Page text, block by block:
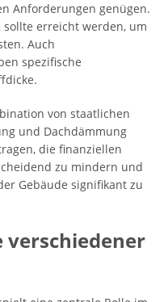
Anforderungen genügen.
sollte erreicht werden, um
Auch
spezifische
von staatlichen
und Dachdämmung
die finanziellen
zu mindern und
Gebäude signifikant zu
verschiedener